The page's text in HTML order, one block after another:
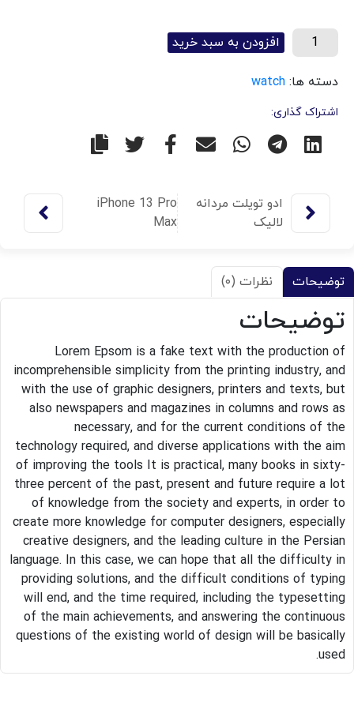
افزودن به سبد خرید
دسته ها: watch
اشتراک گذاری:
ادو تویلت مردانه
لالیک
iPhone 13 Pro
Max
توضیحات نظرات (۰)
توضیحات
Lorem Epsom is a fake text with the production of
incomprehensible simplicity from the printing industry, and
with the use of graphic designers, printers and texts, but
also newspapers and magazines in columns and rows as
necessary, and for the current conditions of the
technology required, and diverse applications with the aim
of improving the tools It is practical, many books in sixty-
three percent of the past, present and future require a lot
of knowledge from the society and experts, in order to
create more knowledge for computer designers, especially
creative designers, and the leading culture in the Persian
language. In this case, we can hope that all the difficulty in
providing solutions, and the difficult conditions of typing
will end, and the time required, including the typesetting
of the main achievements, and answering the continuous
questions of the existing world of design will be basically
used.